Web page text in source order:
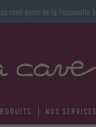
au rond-point de la
NOS SERVICES